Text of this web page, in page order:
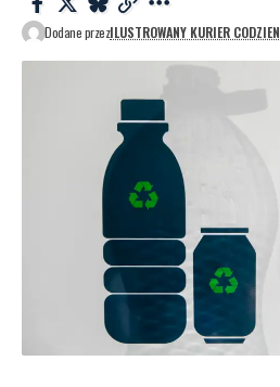
Dodane przezILUSTROWANY KURIER